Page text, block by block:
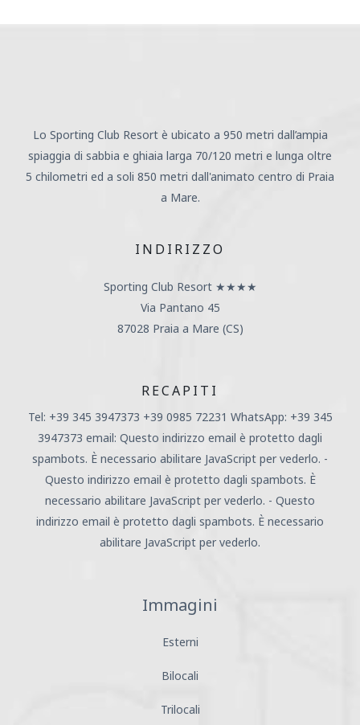
Lo Sporting Club Resort è ubicato a 950 metri dall’ampia
spiaggia di sabbia e ghiaia larga 70/120 metri e lunga oltre
5 chilometri ed a soli 850 metri dall'animato centro di Praia
a Mare.
INDIRIZZO
Sporting Club Resort ★★★★
Via Pantano 45
87028 Praia a Mare (CS)
RECAPITI
Tel: +39 345 3947373 +39 0985 72231 WhatsApp: +39 345
3947373 email: Questo indirizzo email è protetto dagli
spambots. È necessario abilitare JavaScript per vederlo. -
Questo indirizzo email è protetto dagli spambots. È
necessario abilitare JavaScript per vederlo. - Questo
indirizzo email è protetto dagli spambots. È necessario
abilitare JavaScript per vederlo.
Immagini
Esterni
Bilocali
Trilocali